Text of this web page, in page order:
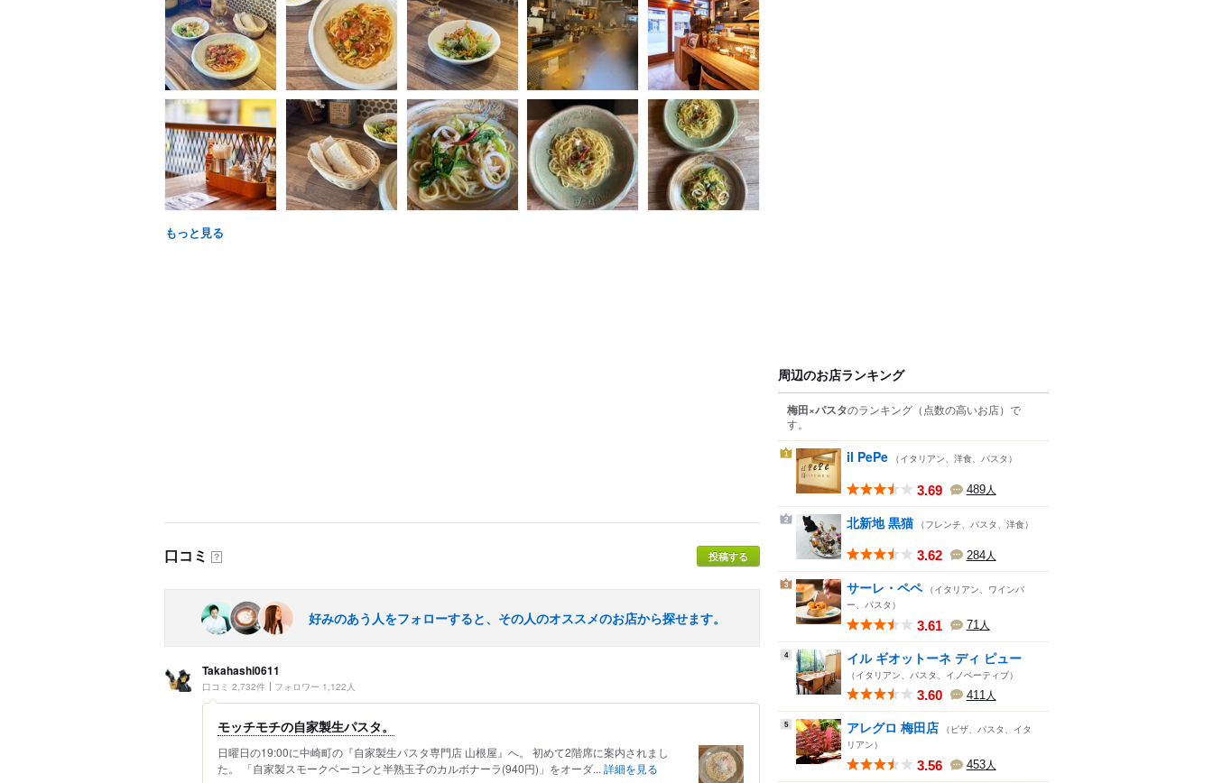
もっと見る
口コミ ？ 投稿する
好みのあう人をフォローすると、その人のオススメのお店から探せます。
Takahashi0611
口コミ 2,732件 フォロワー 1,122人
モッチモチの自家製生パスタ。
日曜日の19:00に中崎町の『自家製生パスタ専門店 山根屋』へ。 初めて2階席に案内されまし
た。 「自家製スモークベーコンと半熟玉子のカルボナーラ(940円)」をオーダ... 詳細を見る
周辺のお店ランキング
梅田×パスタのランキング （点数の高いお店） で
す。
1 il PePe （イタリアン、洋食、パスタ）
3.69 489人
2 北新地 黒猫 （フレンチ、パスタ、洋食）
3.62 284人
3 サーレ・ペペ （イタリアン、ワインバ
ー、パスタ）
3.61 71人
4 イル ギオットーネ ディ ピュー
（イタリアン、パスタ、イノベーティブ）
3.60 411 人
5 アレグロ 梅田店 （ピザ、パスタ、イタ
リアン）
3.56 453人